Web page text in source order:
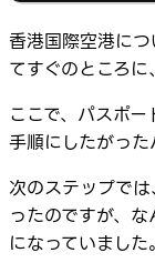
香港国際空港に
てすぐのところ
ここで、パスポ
手順にしたがった
次のステップで
ったのですが、
になっていました。